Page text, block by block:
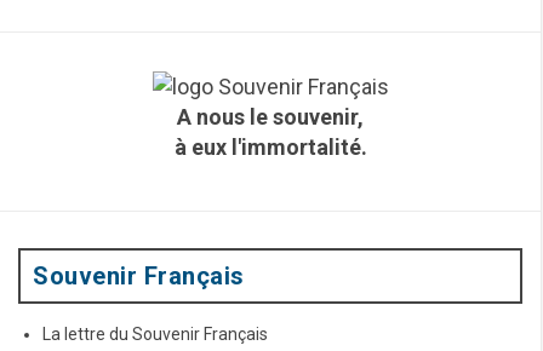
r
A nous le souvenir,
à eux l'immortalité.
Souvenir Français
La lettre du Souvenir Français